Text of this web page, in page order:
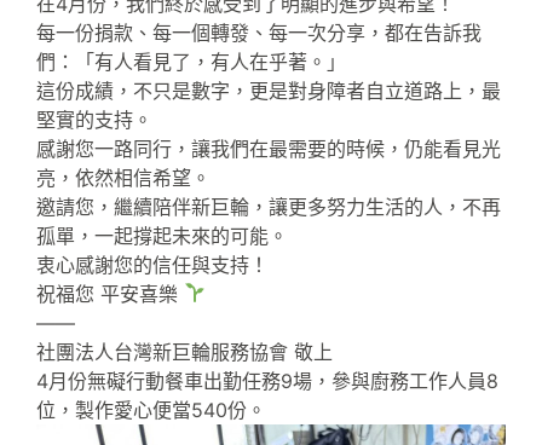
每一份捐款、每一個轉發、每一次分享，都在告訴我
們：「有人看見了，有人在乎著。」
這份成績，不只是數字，更是對身障者自立道路上，最
堅實的支持。
感謝您一路同行，讓我們在最需要的時候，仍能看見光
亮，依然相信希望。
邀請您，繼續陪伴新巨輪，讓更多努力生活的人，不再
孤單，一起撐起未來的可能。
衷心感謝您的信任與支持！
祝福您 平安喜樂
——
社團法人台灣新巨輪服務協會 敬上
4月份無礙行動餐車出勤任務9場，參與廚務工作人員8
位，製作愛心便當540份。